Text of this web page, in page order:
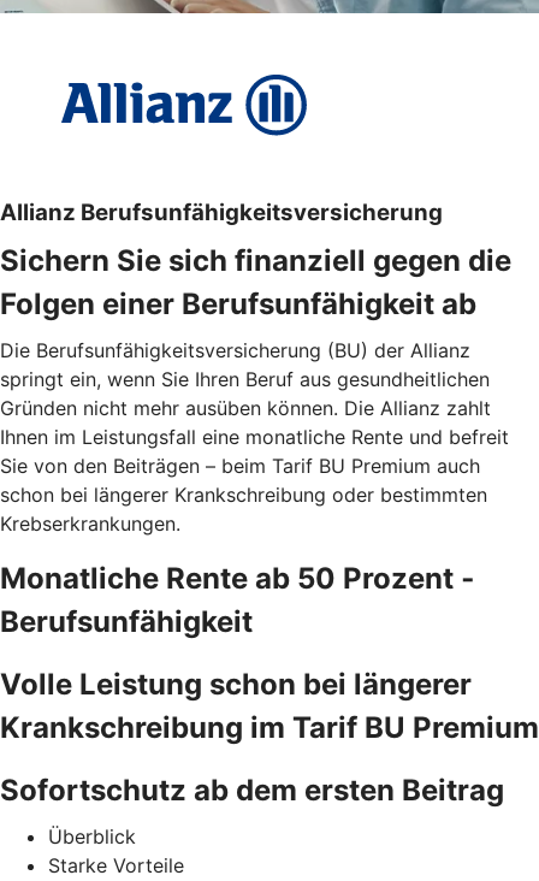
Allianz Berufsunfähigkeitsversicherung
Sichern Sie sich finanziell gegen die
Folgen einer Berufsunfähigkeit ab
Die Berufsunfähigkeitsversicherung (BU) der Allianz
springt ein, wenn Sie Ihren Beruf aus gesundheitlichen
Gründen nicht mehr ausüben können. Die Allianz zahlt
Ihnen im Leistungsfall eine monatliche Rente und befreit
Sie von den Beiträgen – beim Tarif BU Premium auch
schon bei längerer Krankschreibung oder bestimmten
Krebserkrankungen.
Monatliche Rente ab 50 Prozent ­
Berufsunfähigkeit
Volle Leistung schon bei längerer
Krankschreibung im Tarif BU Premium
Sofortschutz ab dem ersten Beitrag
Überblick
Starke Vorteile